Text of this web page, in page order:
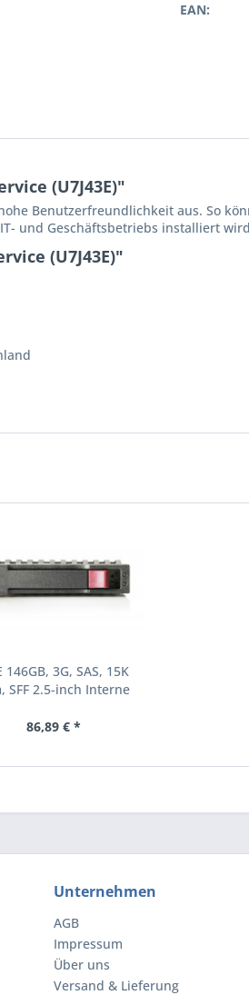
EAN:
(U7J43E)"
Benutzerfreundlichkeit aus. So
und Geschäftsbetriebs installiert
(U7J43E)"
146GB, 3G, SAS, 15K
SFF 2.5-inch Interne
(504062-B21)
86,89 € *
Unternehmen
AGB
Impressum
Über uns
Versand & Lieferung